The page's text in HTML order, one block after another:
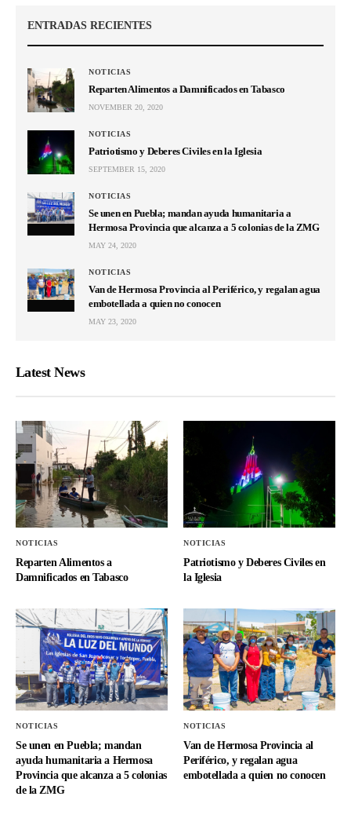
ENTRADAS RECIENTES
NOTICIAS
Reparten Alimentos a Damnificados en Tabasco
NOVEMBER 20, 2020
NOTICIAS
Patriotismo y Deberes Civiles en la Iglesia
SEPTEMBER 15, 2020
NOTICIAS
Se unen en Puebla; mandan ayuda humanitaria a
Hermosa Provincia que alcanza a 5 colonias de la ZMG
MAY 24, 2020
NOTICIAS
Van de Hermosa Provincia al Periférico, y regalan agua
embotellada a quien no conocen
MAY 23, 2020
Latest News
NOTICIAS
Reparten Alimentos a
Damnificados en Tabasco
NOTICIAS
Patriotismo y Deberes Civiles en
la Iglesia
NOTICIAS
Se unen en Puebla; mandan
ayuda humanitaria a Hermosa
Provincia que alcanza a 5 colonias
de la ZMG
NOTICIAS
Van de Hermosa Provincia al
Periférico, y regalan agua
embotellada a quien no conocen